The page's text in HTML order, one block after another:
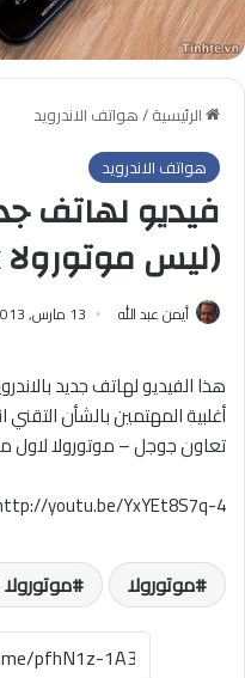
الرئيسية/هواتف الاندرويد
هواتف الاندرويد
فيديو لهاتف
(ليس موتورولا x)
أيمن عبد الله 13 مارس, 2013
هذا الفيديو لهاتف جديد
تعاون جوجل – موتورولا لاول
youtu.be/YxYEt8S7q-4
موتورولا موتورولا